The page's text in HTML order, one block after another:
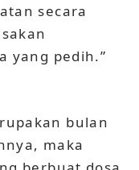
secara
yang pedih.”
bulan
maka